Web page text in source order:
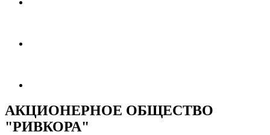
АКЦИОНЕРНОЕ ОБЩЕСТВО
"РИВКОРА"